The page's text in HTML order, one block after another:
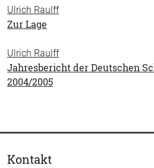
Ulrich Raulff
Zur Lage
Ulrich Raulff
Jahresbericht der Deutschen
2004/2005
Kontakt